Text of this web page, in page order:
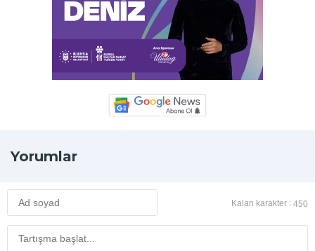
Yorumlar
Kalan karakter : 450